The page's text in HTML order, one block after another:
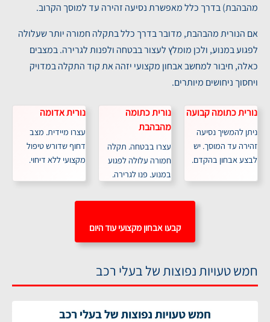
מהבהבת) בדרך כלל מאפשרת נסיעה זהירה עד למוסך הקרוב.
אם הנורית מהבהבת, מדובר בדרך כלל בתקלה חמורה יותר שעלולה
לפגוע במנוע, ולכן מומלץ לעצור בבטחה ולפנות לגרירה. במצבים
כאלה, חיבור למחשב אבחון מקצועי יזהה את קוד התקלה במדויק
ויחסוך ניחושים מיותרים.
נורית כתומה קבועה
ניתן להמשיך נסיעה
זהירה עד המוסך. יש
לבצע אבחון בהקדם.
נורית כתומה
מהבהבת
עצרו בבטחה. תקלה
חמורה עלולה לפגוע
במנוע. פנו לגרירה.
נורית אדומה
עצרו מיידית. מצב
דחוף שדורש טיפול
מקצועי ללא דיחוי.
קבעו אבחון מקצועי עוד היום
חמש טעויות נפוצות של בעלי רכב